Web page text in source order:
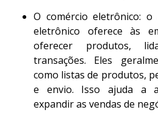
O comércio eletrônico: o
eletrônico oferece às
oferecer produtos,
transações. Eles
como listas de produtos,
e envio. Isso ajuda a
expandir as vendas de